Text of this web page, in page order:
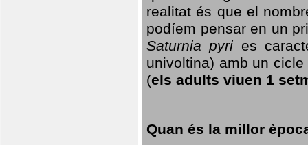
realitat és que el
podíem pensar en un
Saturnia pyri es
univoltina) amb un
(els adults viuen 1
Quan és la millor